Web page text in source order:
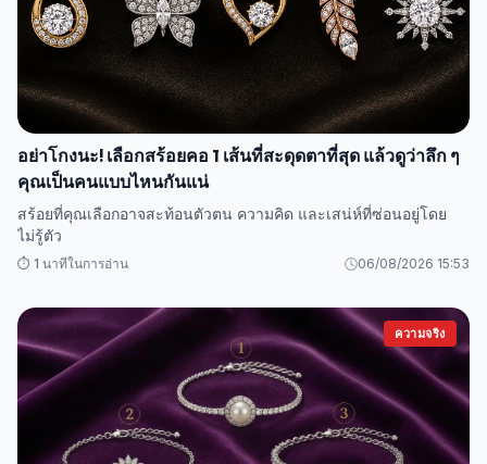
อย่าโกงนะ! เลือกสร้อยคอ 1 เส้นที่สะดุดตาที่สุด แล้วดูว่าลึก ๆ
คุณเป็นคนแบบไหนกันแน่
สร้อยที่คุณเลือกอาจสะท้อนตัวตน ความคิด และเสน่ห์ที่ซ่อนอยู่โดย
ไม่รู้ตัว
⏱️ 1 นาทีในการอ่าน 06/08/2026 15:53
ความจริง